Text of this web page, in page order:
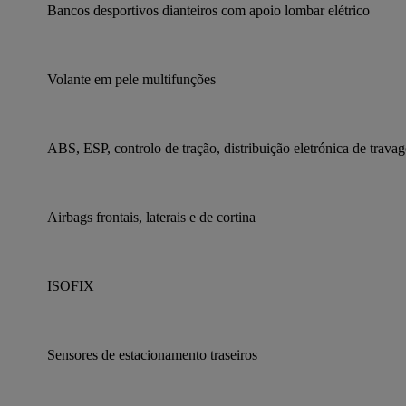
Bancos desportivos dianteiros com apoio lombar elétrico
Volante em pele multifunções
ABS, ESP, controlo de tração, distribuição eletrónica de
Airbags frontais, laterais e de cortina
ISOFIX
Sensores de estacionamento traseiros